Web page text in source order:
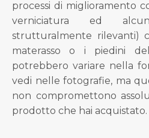
processi di miglioramento
verniciatura ed
strutturalmente rilevanti)
materasso o i piedini
potrebbero variare nella
vedi nelle fotografie, ma
non compromettono
prodotto che hai acquistato.